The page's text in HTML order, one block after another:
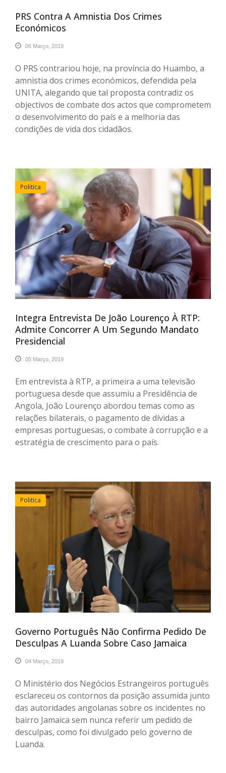
PRS Contra A Amnistia Dos Crimes
Económicos
06 Março, 2019
O PRS contrariou hoje, na província do Huambo, a
amnistia dos crimes económicos, defendida pela
UNITA, alegando que tal proposta contradiz os
objectivos de combate dos actos que comprometem
o desenvolvimento do país e a melhoria das
condições de vida dos cidadãos.
Politica
Integra Entrevista De João Lourenço À RTP:
Admite Concorrer A Um Segundo Mandato
Presidencial
05 Março, 2019
Em entrevista à RTP, a primeira a uma televisão
portuguesa desde que assumiu a Presidência de
Angola, João Lourenço abordou temas como as
relações bilaterais, o pagamento de dívidas a
empresas portuguesas, o combate à corrupção e a
estratégia de crescimento para o país.
Politica
Governo Português Não Confirma Pedido De
Desculpas A Luanda Sobre Caso Jamaica
04 Março, 2019
O Ministério dos Negócios Estrangeiros português
esclareceu os contornos da posição assumida junto
das autoridades angolanas sobre os incidentes no
bairro Jamaica sem nunca referir um pedido de
desculpas, como foi divulgado pelo governo de
Luanda.